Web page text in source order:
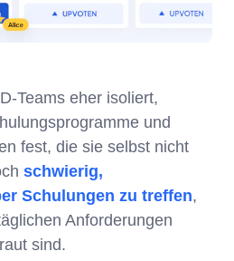
Teams eher isoliert,
und
fest, die sie selbst nicht
schwierig,
Schulungen zu treffen,
Anforderungen
sind.